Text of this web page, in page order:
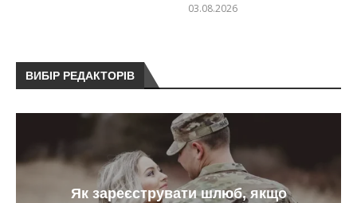
03.08.2026
ВИБІР РЕДАКТОРІВ
Як зареєструвати шлюб, якщо